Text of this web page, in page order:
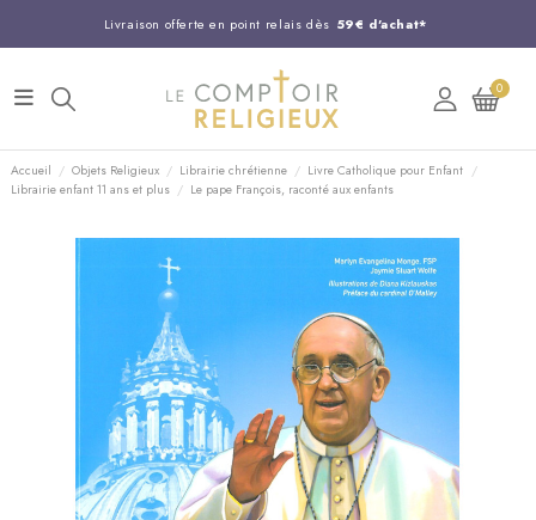
Livraison offerte en point relais dès 59€ d'achat*
Entreprise Française familiale
Support client disponible au 03 20 24 74 15
Commandez avant 14H, expédition le jour même !
0
Accueil Objets Religieux Librairie chrétienne
Livre Catholique pour Enfant
Librairie enfant 11 ans et plus
Le pape François, raconté aux enfants